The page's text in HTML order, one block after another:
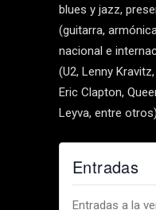
blues y jazz,
(guitarra,
nacional e
(U2, Lenny
Eric Clapton,
Leyva, entre
Entradas
Entradas a la